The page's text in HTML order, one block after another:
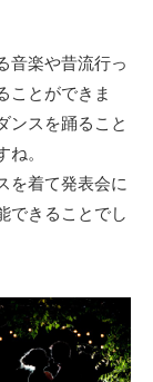
音楽や昔流行っ
ことができま
ンスを踊ること
。
を着て発表会に
できることでし